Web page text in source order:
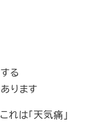
する
ります
は「天気痛」